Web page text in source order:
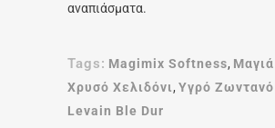
αναπιάσματα.
Tags: Magimix Softness,
Χρυσό Χελιδόνι, Υγρό Ζωντανό
Levain Ble Dur